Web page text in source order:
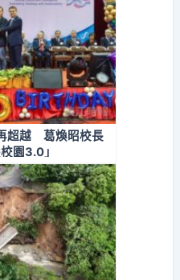
超越 葛煥昭校長
園3.0」